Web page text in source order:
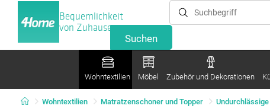
Bequemlichkeit
von Zuhause
Wohntextilien Möbel Zubehör und Dekorationen
Wohntextilien Matratzenschoner und Topper